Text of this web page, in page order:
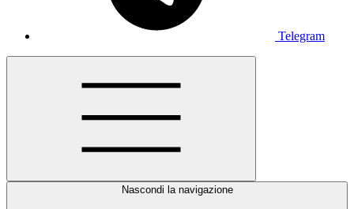
Telegram
Nascondi la navigazione